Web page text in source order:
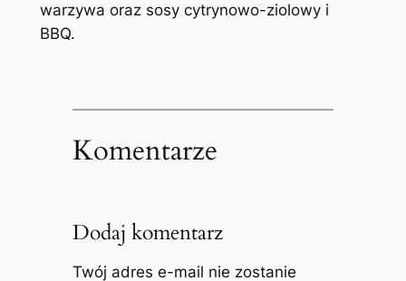
warzywa oraz sosy cytrynowo-ziolowy i
BBQ.
Komentarze
Dodaj komentarz
Twój adres e-mail nie zostanie